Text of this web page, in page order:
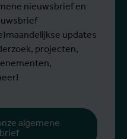
nieuwsbrief en
updates
projecten,
algemene